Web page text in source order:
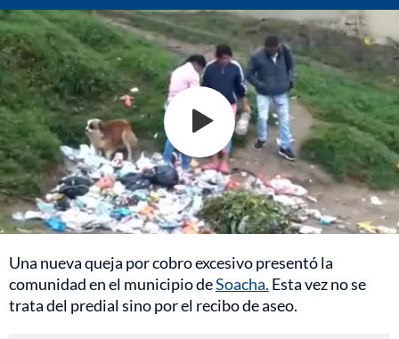
Una nueva queja por cobro excesivo presentó la
comunidad en el municipio deSoacha. Esta vez no se
trata del predial sino por el recibo de aseo.